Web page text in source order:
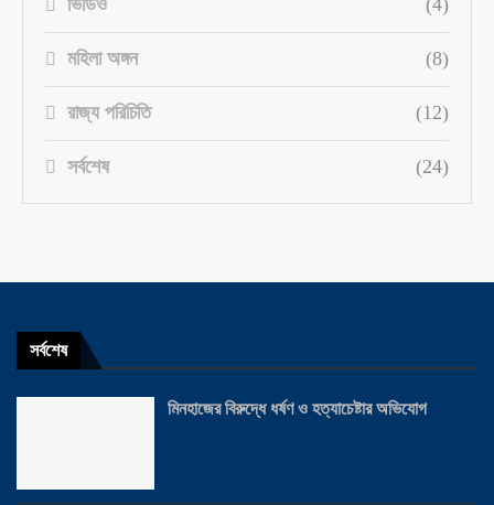
ভিডিও (4)
মহিলা অঙ্গন (8)
রাজ্য পরিচিতি (12)
সর্বশেষ (24)
সর্বশেষ
মিনহাজের বিরুদ্ধে ধর্ষণ ও হত্যাচেষ্টার অভিযোগ